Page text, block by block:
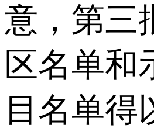
意，第三
区名单和
目名单得